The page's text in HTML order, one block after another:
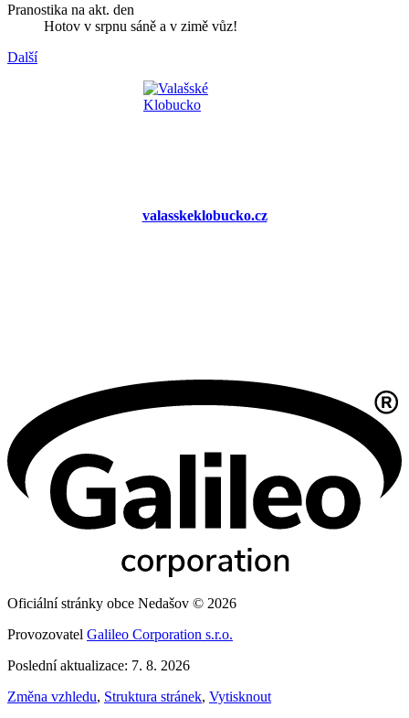
Pranostika na akt. den
Hotov v srpnu sáně a v zimě vůz!
Další
valasskeklobucko.cz
Oficiální stránky obce Nedašov © 2026
Provozovatel Galileo Corporation s.r.o.
Poslední aktualizace: 7. 8. 2026
Změna vzhledu, Struktura stránek, Vytisknout